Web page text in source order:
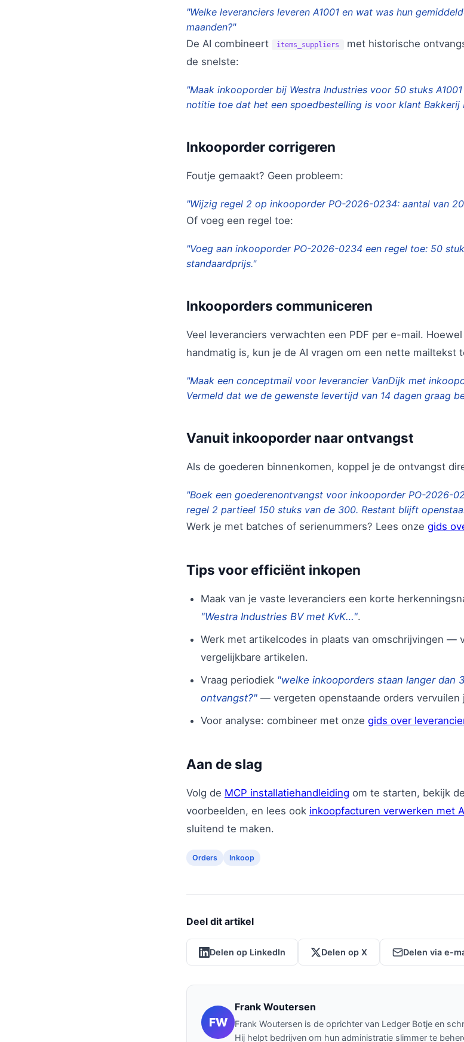
"Welke leveranciers leveren A1001 en wat was hun
maanden?"
De AI combineert
items_suppliers
met historische
de snelste:
"Maak inkooporder bij Westra Industries voor 50 stuks
notitie toe dat het een spoedbestelling is voor klant Bakkerij
Inkooporder corrigeren
Foutje gemaakt? Geen probleem:
"Wijzig regel 2 op inkooporder PO-2026-0234: aantal van
Of voeg een regel toe:
"Voeg aan inkooporder PO-2026-0234 een regel toe: 50
standaardprijs."
Inkooporders communiceren
Veel leveranciers verwachten een PDF per e-mail.
handmatig is, kun je de AI vragen om een nette mailtekst
"Maak een conceptmail voor leverancier VanDijk met
Vermeld dat we de gewenste levertijd van 14 dagen graag
Vanuit inkooporder naar ontvangst
Als de goederen binnenkomen, koppel je de ontvangst
"Boek een goederenontvangst voor inkooporder PO-2026-
regel 2 partieel 150 stuks van de 300. Restant blijft
Werk je met batches of serienummers? Lees onze gids
Tips voor efficiënt inkopen
Maak van je vaste leveranciers een korte
"Westra Industries BV met KvK…".
Werk met artikelcodes in plaats van omschrijvingen —
vergelijkbare artikelen.
Vraag periodiek "welke inkooporders staan langer dan
ontvangst?" — vergeten openstaande orders vervuilen
Voor analyse: combineer met onze gids over
Aan de slag
Volg de MCP installatiehandleiding om te starten, bekijk de
voorbeelden, en lees ook inkoopfacturen verwerken met
sluitend te maken.
Orders Inkoop
Deel dit artikel
Delen op LinkedIn Delen op X Delen via e-
FW
Frank Woutersen
Frank Woutersen is de oprichter van Ledger Botje en
Hij helpt bedrijven om hun administratie slimmer te